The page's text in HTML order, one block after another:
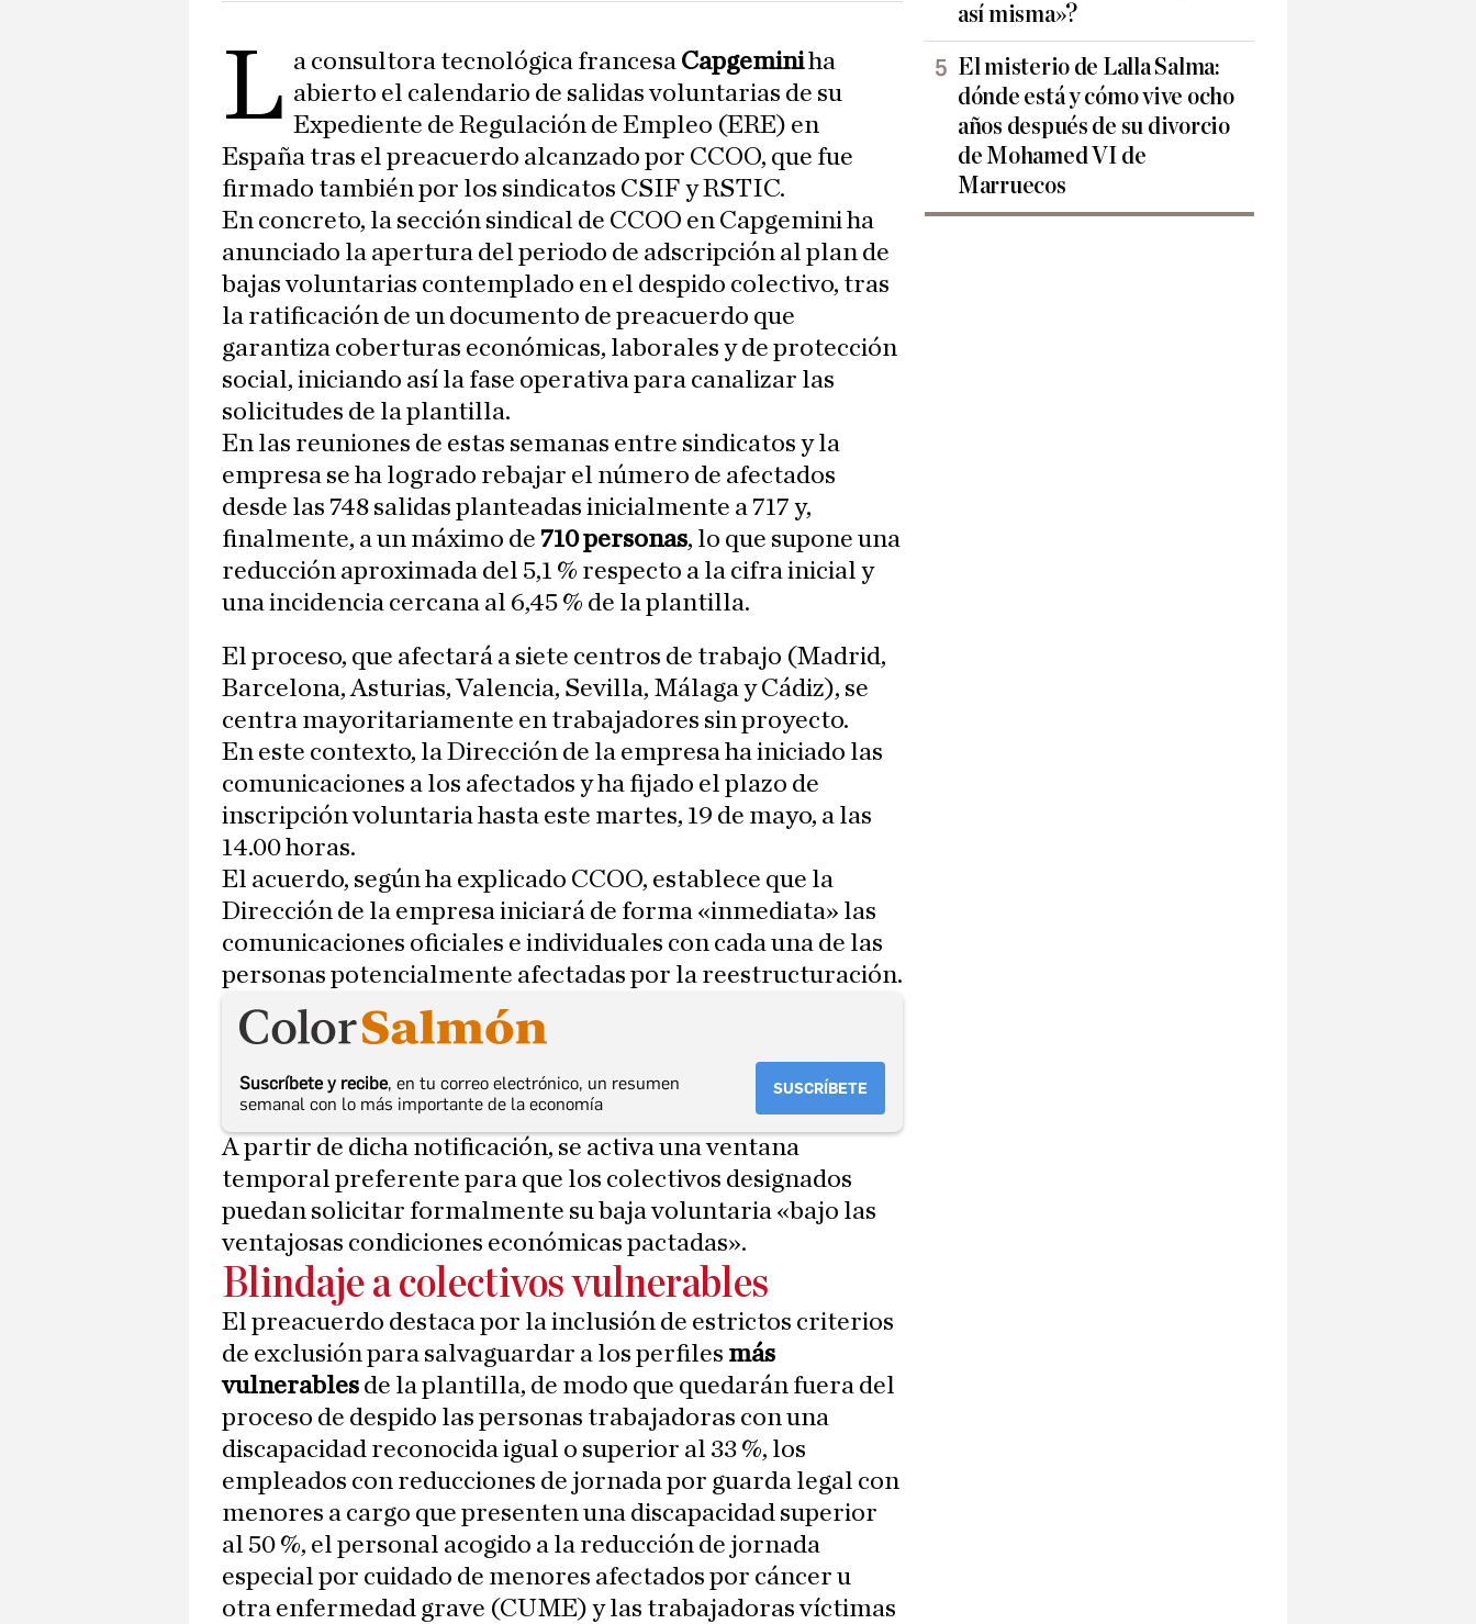
L a consultora tecnológica francesa Capgeminiha
abierto el calendario de salidas voluntarias de su
Expediente de Regulación de Empleo (ERE) en
España tras el preacuerdo alcanzado por CCOO, que fue
firmado también por los sindicatos CSIF y RSTIC.
En concreto, la sección sindical de CCOO en Capgemini ha
anunciado la apertura del periodo de adscripción al plan de
bajas voluntarias contemplado en el despido colectivo, tras
la ratificación de un documento de preacuerdo que
garantiza coberturas económicas, laborales y de protección
social, iniciando así la fase operativa para canalizar las
solicitudes de la plantilla.
En las reuniones de estas semanas entre sindicatos y la
empresa se ha logrado rebajar el número de afectados
desde las 748 salidas planteadas inicialmente a 717 y,
finalmente, a un máximo de 710 personas, lo que supone una
reducción aproximada del 5,1 % respecto a la cifra inicial y
una incidencia cercana al 6,45 % de la plantilla.
El proceso, que afectará a siete centros de trabajo (Madrid,
Barcelona, Asturias, Valencia, Sevilla, Málaga y Cádiz), se
centra mayoritariamente en trabajadores sin proyecto.
En este contexto, la Dirección de la empresa ha iniciado las
comunicaciones a los afectados y ha fijado el plazo de
inscripción voluntaria hasta este martes, 19 de mayo, a las
14.00 horas.
El acuerdo, según ha explicado CCOO, establece que la
Dirección de la empresa iniciará de forma «inmediata» las
comunicaciones oficiales e individuales con cada una de las
personas potencialmente afectadas por la reestructuración.
Suscríbete y recibe, en tu correo electrónico, un resumen
semanal con lo más importante de la economía
SUSCRÍBETE
A partir de dicha notificación, se activa una ventana
temporal preferente para que los colectivos designados
puedan solicitar formalmente su baja voluntaria «bajo las
ventajosas condiciones económicas pactadas».
Blindaje a colectivos vulnerables
El preacuerdo destaca por la inclusión de estrictos criterios
de exclusión para salvaguardar a los perfiles más
vulnerables de la plantilla, de modo que quedarán fuera del
proceso de despido las personas trabajadoras con una
discapacidad reconocida igual o superior al 33 %, los
empleados con reducciones de jornada por guarda legal con
menores a cargo que presenten una discapacidad superior
al 50 %, el personal acogido a la reducción de jornada
especial por cuidado de menores afectados por cáncer u
otra enfermedad grave (CUME) y las trabajadoras víctimas
así misma»?
El misterio de Lalla Salma:
dónde está y cómo vive ocho
años después de su divorcio
de Mohamed VI de
Marruecos